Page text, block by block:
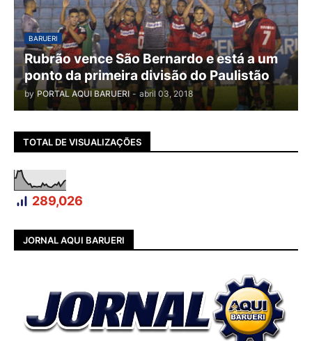
BARUERI
Rubrão vence São Bernardo e está a um
ponto da primeira divisão do Paulistão
by PORTAL AQUI BARUERI - abril 03, 2018
TOTAL DE VISUALIZAÇÕES
289,026
JORNAL AQUI BARUERI